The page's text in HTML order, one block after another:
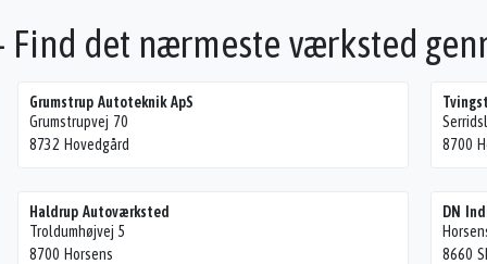
det nærmeste værksted
Grumstrup Autoteknik ApS
Grumstrupvej 70
8732 Hovedgård
8700
Haldrup Autoværksted
Troldumhøjvej 5
8700 Horsens
DN
8660